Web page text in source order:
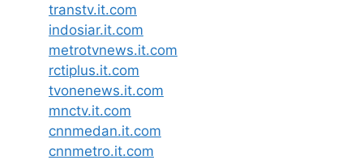
transtv.it.com
indosiar.it.com
metrotvnews.it.com
rctiplus.it.com
tvonenews.it.com
mnctv.it.com
cnnmedan.it.com
cnnmetro.it.com